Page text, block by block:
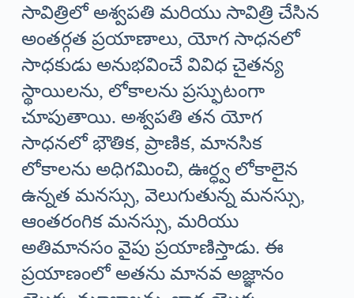
సావిత్రిలో అశ్వపతి మరియు సావిత్రి చేసిన
అంతర్గత ప్రయాణాలు, యోగ సాధనలో
సాధకుడు అనుభవించే వివిధ చైతన్య
స్థాయిలను, లోకాలను ప్రస్ఫుటంగా
చూపుతాయి. అశ్వపతి తన యోగ
సాధనలో భౌతిక, ప్రాణిక, మానసిక
లోకాలను అధిగమించి, ఊర్ధ్వ లోకాలైన
ఉన్నత మనస్సు, వెలుగుతున్న మనస్సు,
ఆంతరంగిక మనస్సు, మరియు
అతిమానసం వైపు ప్రయాణిస్తాడు. ఈ
ప్రయాణంలో అతను మానవ అజ్ఞానం